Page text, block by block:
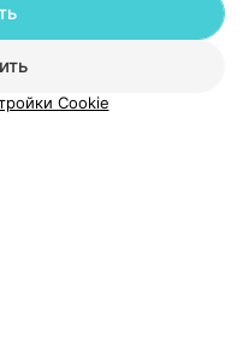
Cookie